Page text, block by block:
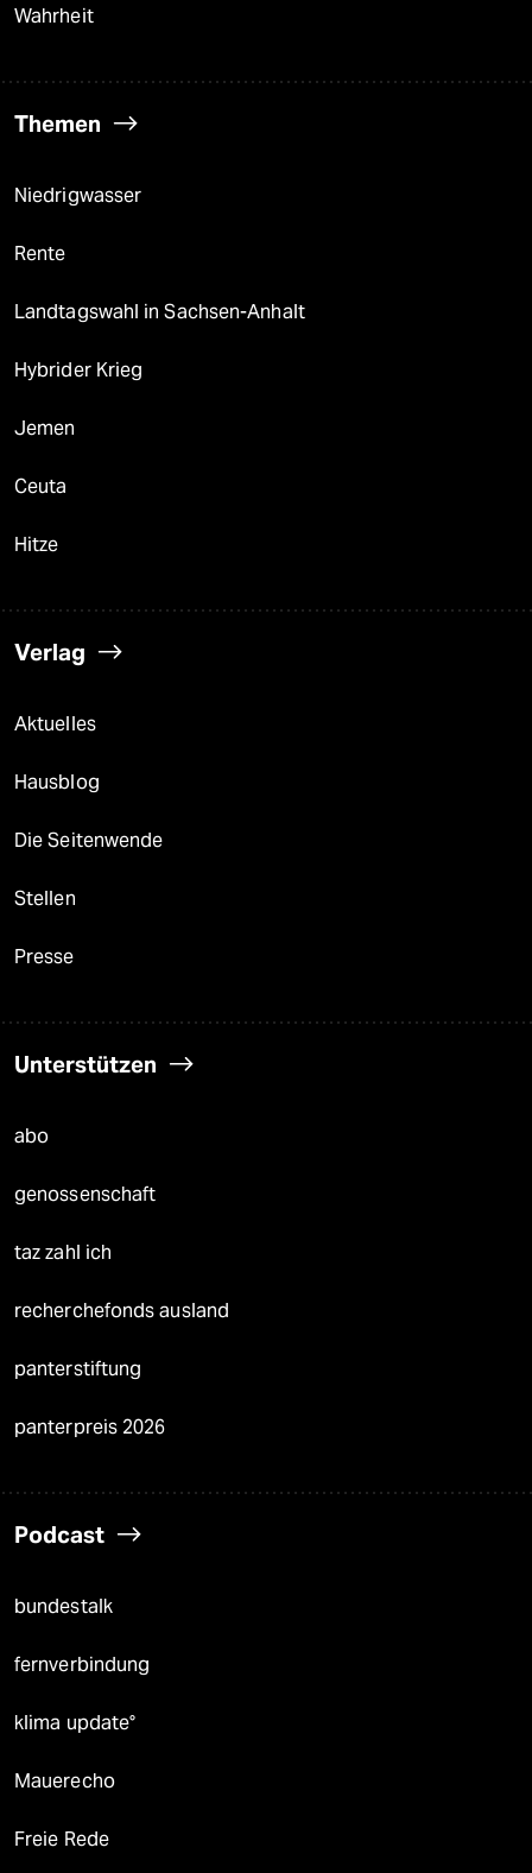
Wahrheit
Themen
Niedrigwasser
Rente
Landtagswahl in Sachsen-Anhalt
Hybrider Krieg
Jemen
Ceuta
Hitze
Verlag
Aktuelles
Hausblog
Die Seitenwende
Stellen
Presse
Unterstützen
abo
genossenschaft
taz zahl ich
recherchefonds ausland
panterstiftung
panterpreis 2026
Podcast
bundestalk
fernverbindung
klima update°
Mauerecho
Freie Rede